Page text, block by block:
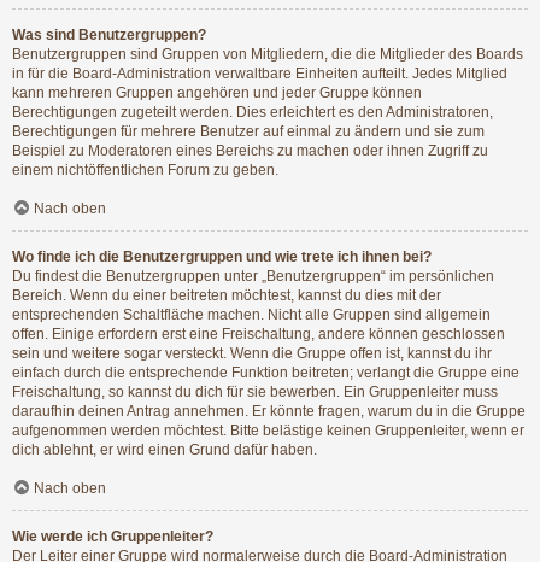
Was sind Benutzergruppen?
Benutzergruppen sind Gruppen von Mitgliedern, die die Mitglieder des Boards
in für die Board-Administration verwaltbare Einheiten aufteilt. Jedes Mitglied
kann mehreren Gruppen angehören und jeder Gruppe können
Berechtigungen zugeteilt werden. Dies erleichtert es den Administratoren,
Berechtigungen für mehrere Benutzer auf einmal zu ändern und sie zum
Beispiel zu Moderatoren eines Bereichs zu machen oder ihnen Zugriff zu
einem nichtöffentlichen Forum zu geben.
Nach oben
Wo finde ich die Benutzergruppen und wie trete ich ihnen bei?
Du findest die Benutzergruppen unter „Benutzergruppen“ im persönlichen
Bereich. Wenn du einer beitreten möchtest, kannst du dies mit der
entsprechenden Schaltfläche machen. Nicht alle Gruppen sind allgemein
offen. Einige erfordern erst eine Freischaltung, andere können geschlossen
sein und weitere sogar versteckt. Wenn die Gruppe offen ist, kannst du ihr
einfach durch die entsprechende Funktion beitreten; verlangt die Gruppe eine
Freischaltung, so kannst du dich für sie bewerben. Ein Gruppenleiter muss
daraufhin deinen Antrag annehmen. Er könnte fragen, warum du in die Gruppe
aufgenommen werden möchtest. Bitte belästige keinen Gruppenleiter, wenn er
dich ablehnt, er wird einen Grund dafür haben.
Nach oben
Wie werde ich Gruppenleiter?
Der Leiter einer Gruppe wird normalerweise durch die Board-Administration